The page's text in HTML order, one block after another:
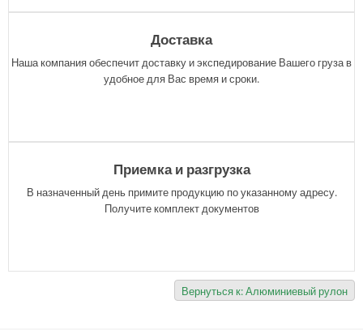
Доставка
Наша компания обеспечит доставку и экспедирование Вашего груза в
удобное для Вас время и сроки.
Приемка и разгрузка
В назначенный день примите продукцию по указанному адресу.
Получите комплект документов
Вернуться к: Алюминиевый рулон